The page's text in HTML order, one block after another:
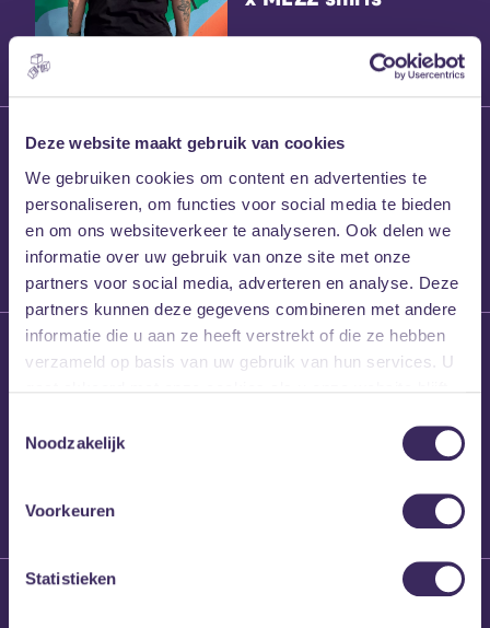
Deze website maakt gebruik van cookies
We gebruiken cookies om content en advertenties te
personaliseren, om functies voor social media te bieden
en om ons websiteverkeer te analyseren. Ook delen we
informatie over uw gebruik van onze site met onze
partners voor social media, adverteren en analyse. Deze
partners kunnen deze gegevens combineren met andere
informatie die u aan ze heeft verstrekt of die ze hebben
verzameld op basis van uw gebruik van hun services. U
Noodzakelijk
Voorkeuren
Statistieken
27 maart 2026
Willem’s Blog:
Frans Kalf
26 maart 2026
Willem’s Blog: High